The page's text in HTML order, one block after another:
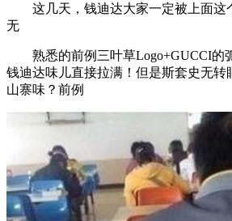
这几天，钱迪达大家一定被上面这
无
熟悉的前例三叶草Logo+GUCCI的
钱迪达味儿直接拉满！但是斯套史无转
山寨味？前例